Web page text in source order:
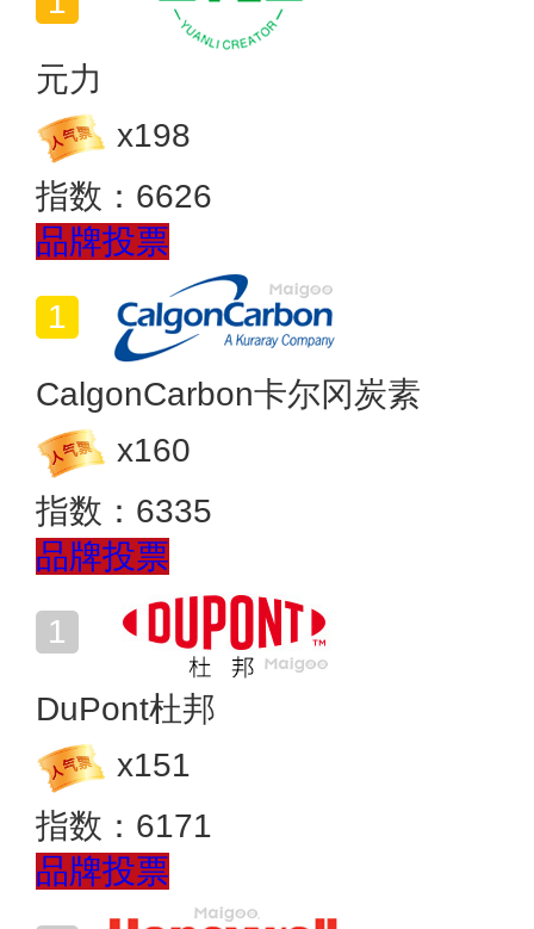
元力
x198
指数： 6626
品牌投票
CalgonCarbon卡尔冈炭素
x160
指数： 6335
品牌投票
DuPont杜邦
x151
指数： 6171
品牌投票